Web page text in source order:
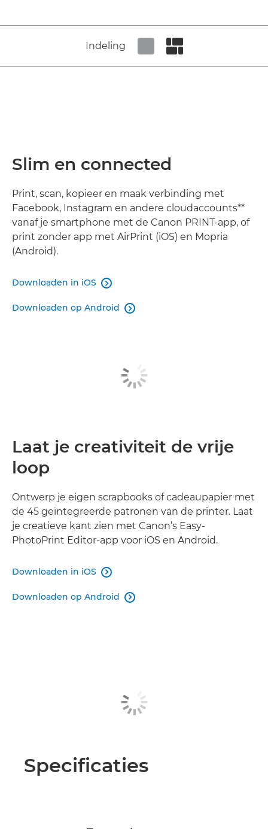
Indeling
Slim en connected
Print, scan, kopieer en maak verbinding met
Facebook, Instagram en andere cloudaccounts**
vanaf je smartphone met de Canon PRINT-app, of
print zonder app met AirPrint (iOS) en Mopria
(Android).
Downloaden in iOS 
Downloaden op Android 
Laat je creativiteit de vrije
loop
Ontwerp je eigen scrapbooks of cadeaupapier met
de 45 geïntegreerde patronen van de printer. Laat
je creatieve kant zien met Canon’s Easy-
PhotoPrint Editor-app voor iOS en Android.
Downloaden in iOS 
Downloaden op Android 
Specificaties